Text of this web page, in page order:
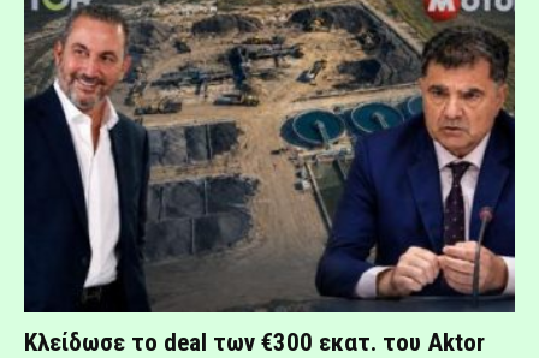
Κλείδωσε το deal των €300 εκατ. του Aktor